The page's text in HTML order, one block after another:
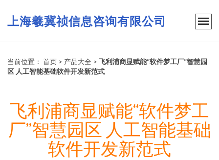
上海羲冀祯信息咨询有限公司
当前位置： 首页 > 产品大全 > 飞利浦商显赋能“软件梦工厂”智慧园
区 人工智能基础软件开发新范式
飞利浦商显赋能“软件梦工
厂”智慧园区 人工智能基础
软件开发新范式